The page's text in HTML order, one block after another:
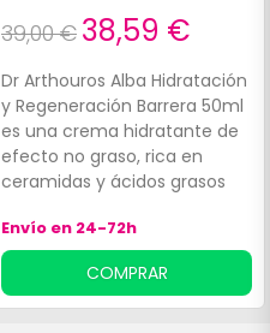
para la zona de los ojos en
todo tipo de piel.
39,00 € 38,59 €
Dr Arthouros Alba Hidratación
y Regeneración Barrera 50ml
es una crema hidratante de
efecto no graso, rica en
ceramidas y ácidos grasos
restaurar la función barrera
de la piel. La fórmula de este
tratamiento fundente, que
contiene ácido hialurónico,
Envío en 24-72h
COMPRAR